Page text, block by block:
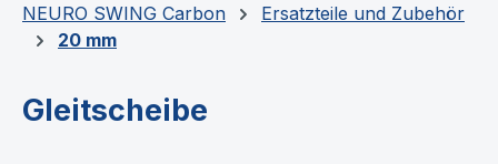
NEURO SWING Carbon
Ersatzteile und Zubehör
20 mm
Gleitscheibe